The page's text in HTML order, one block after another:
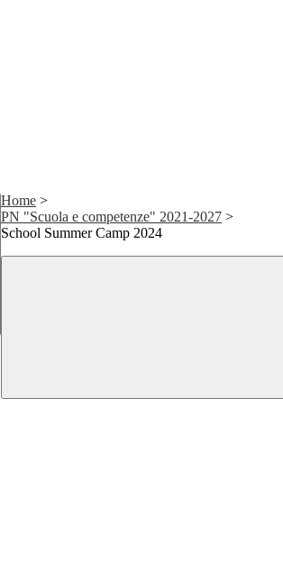
Home >
PN "Scuola e competenze" 2021-2027 >
School Summer Camp 2024